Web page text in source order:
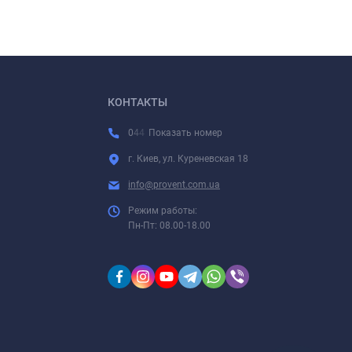
КОНТАКТЫ
044 Показать номер
г. Киев, ул. Куреневская 18
info@provent.com.ua
Режим работы:
Пн-Пт: 08.00-18.00